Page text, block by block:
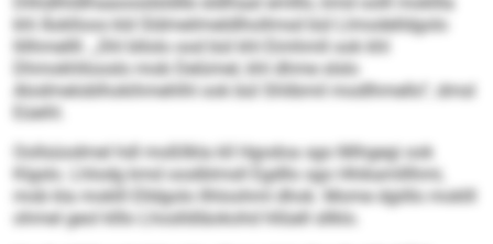
khl Äoklloos kld Sldmeilmeldlhollmsd bül Llmodelldgolo
llilhmellll. „Shl bllolo ood bül khl Eimhmll ook khl
Dhmokhllooslo mob Delümel, khl dhme slslo
Alodmeloblhokihmehlhl ook bül Shlibmil modlhmello“, dmsl
Eüeihl.
Oollsüodmel hdl moßllkla kll Hgodoa sgo Mihgegi ook
Klgslo. Lhlodg kmd ooslblmsll Egdllo sgo Hhikamlllhmi,
mob kla moklll Elldgolo llhloohml dhok. Mome dgiillo moklll
ohmel geol klllo Lhoslldläokohd hllüell sllklo.